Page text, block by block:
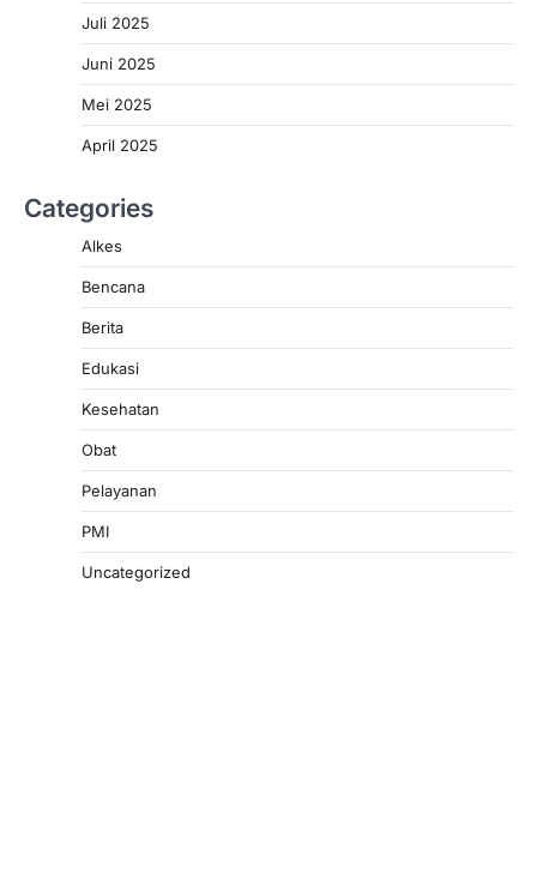
Juli 2025
Juni 2025
Mei 2025
April 2025
Categories
Alkes
Bencana
Berita
Edukasi
Kesehatan
Obat
Pelayanan
PMI
Uncategorized